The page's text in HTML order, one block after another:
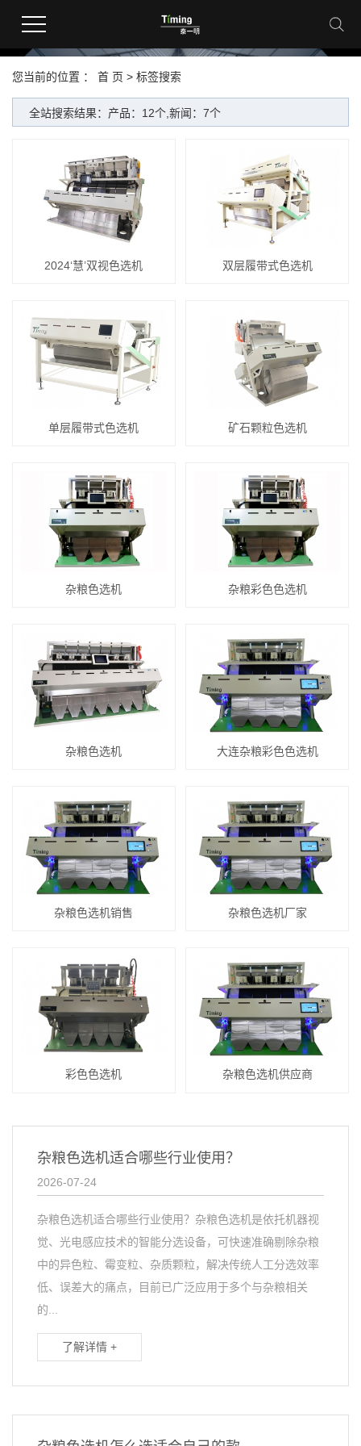
您当前的位置 ： 首 页 > 标签搜索
全站搜索结果：产品：12个,新闻：7个
2024‘慧’双视色选机 双层履带式色选机
单层履带式色选机 矿石颗粒色选机
杂粮色选机 杂粮彩色色选机
杂粮色选机 大连杂粮彩色色选机
杂粮色选机销售 杂粮色选机厂家
彩色色选机 杂粮色选机供应商
杂粮色选机适合哪些行业使用？
2026-07-24
杂粮色选机适合哪些行业使用？杂粮色选机是依托机器视
觉、光电感应技术的智能分选设备，可快速准确剔除杂粮
中的异色粒、霉变粒、杂质颗粒，解决传统人工分选效率
低、误差大的痛点，目前已广泛应用于多个与杂粮相关
的...
了解详情 +